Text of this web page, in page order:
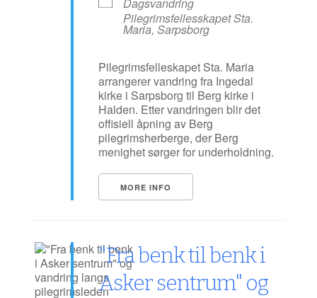
Pilegrimsfellesskapet Sta.
Maria, Sarpsborg
Pilegrimsfelleskapet Sta. Maria
arrangerer vandring fra Ingedal
kirke i Sarpsborg til Berg kirke i
Halden. Etter vandringen blir det
offisiell åpning av Berg
pilegrimsherberge, der Berg
menighet sørger for underholdning.
MORE INFO
"Fra benk til benk i
Asker sentrum" og